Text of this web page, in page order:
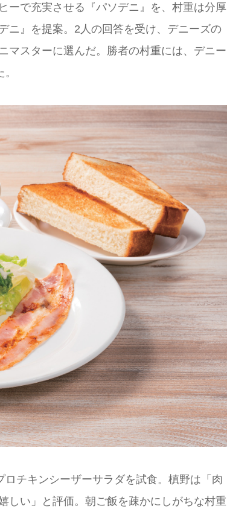
ーで充実させる『パソデニ』を、村重は分厚
ニ』を提案。2人の回答を受け、デニーズの
マスターに選んだ。勝者の村重には、デニー
チキンシーザーサラダを試食。槙野は「肉
しい」と評価。朝ご飯を疎かにしがちな村重